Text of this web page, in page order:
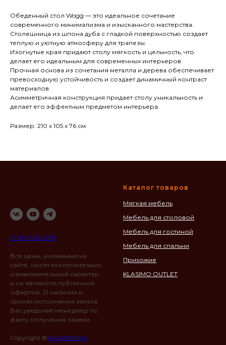
Обеденный стол Wogg — это идеальное сочетание
современного минимализма и изысканного мастерства.
Столешница из шпона дуба с гладкой поверхностью создает
теплую и уютную атмосферу для трапезы.
Изогнутые края придают столу мягкость и цельность, что
делает его идеальным для современных интерьеров.
Прочная основа из сочетания металла и дерева обеспечивает
превосходную устойчивость и создает динамичный контраст
материалов.
Асимметричная конструкция придает столу уникальность и
делает его эффектным предметом интерьера.
Размер: 210 х 105 х 76 см.
+7 812 926 4278
Все цены, указанные на
сайте, носят исключительно
ознакомительный характер
и не являются публичной
офертой. О наличии и
сроках исполнения заказа
Вас уведомит менеджер по
факту получения заявки.
Copyright © KLASIMO.RU
Каталог товаров
Мягкая мебель
Мебель для столовой
Мебель для гостиной
Мебель для спальни
Прихожие
KLASIMO OUTLET